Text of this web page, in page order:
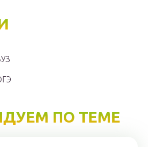
ПО ТЕМЕ